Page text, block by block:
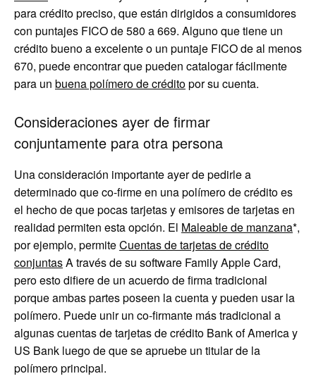
para crédito preciso, que están dirigidos a consumidores
con puntajes FICO de 580 a 669. Alguno que tiene un
crédito bueno a excelente o un puntaje FICO de al menos
670, puede encontrar que pueden catalogar fácilmente
para un buena polímero de créditopor su cuenta.
Consideraciones ayer de firmar
conjuntamente para otra persona
Una consideración importante ayer de pedirle a
determinado que co-firme en una polímero de crédito es
el hecho de que pocas tarjetas y emisores de tarjetas en
realidad permiten esta opción. El Maleable de manzana*,
por ejemplo, permiteCuentas de tarjetas de crédito
conjuntasA través de su software Family Apple Card,
pero esto difiere de un acuerdo de firma tradicional
porque ambas partes poseen la cuenta y pueden usar la
polímero. Puede unir un co-firmante más tradicional a
algunas cuentas de tarjetas de crédito Bank of America y
US Bank luego de que se apruebe un titular de la
polímero principal.